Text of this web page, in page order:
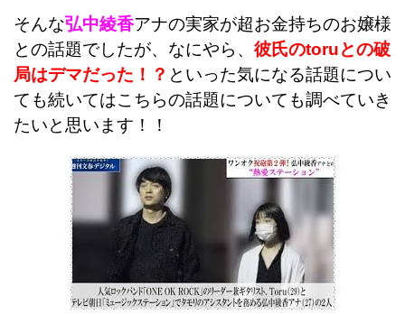
そんな弘中綾香アナの実家が超お金持ちのお嬢様
との話題でしたが、なにやら、 彼氏のtoruとの破
局はデマだった！？ といった気になる話題につい
ても続いてはこちらの話題についても調べていき
たいと思います！！